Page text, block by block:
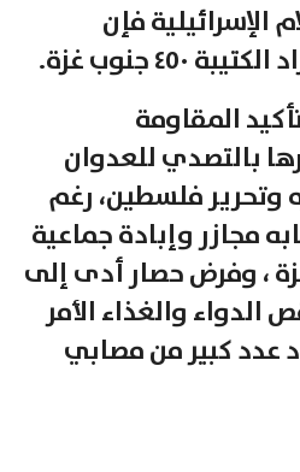
الإسرائيلية فإن
جنوب غزة.
المقاومة
بالتصدي للعدوان
وتحرير فلسطين، رغم
مجازر وإبادة جماعية
، وفرض حصار أدى إلى
الدواء والغذاء الأمر
عدد كبير من مصابي